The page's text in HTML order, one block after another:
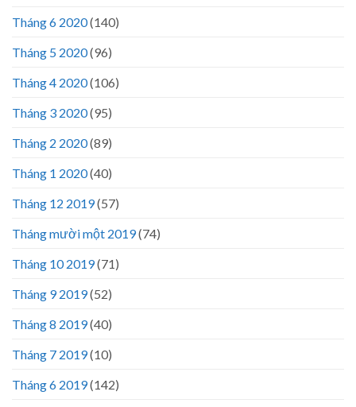
Tháng 6 2020(140)
Tháng 5 2020(96)
Tháng 4 2020(106)
Tháng 3 2020(95)
Tháng 2 2020(89)
Tháng 1 2020(40)
Tháng 12 2019(57)
Tháng mười một 2019(74)
Tháng 10 2019(71)
Tháng 9 2019(52)
Tháng 8 2019(40)
Tháng 7 2019(10)
Tháng 6 2019(142)